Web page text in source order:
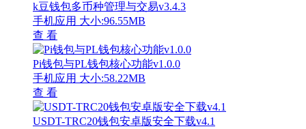
k豆钱包多币种管理与交易v3.4.3
手机应用 大小:96.55MB
查 看
Pi钱包与PL钱包核心功能v1.0.0
手机应用 大小:58.22MB
查 看
USDT-TRC20钱包安卓版安全下载v4.1